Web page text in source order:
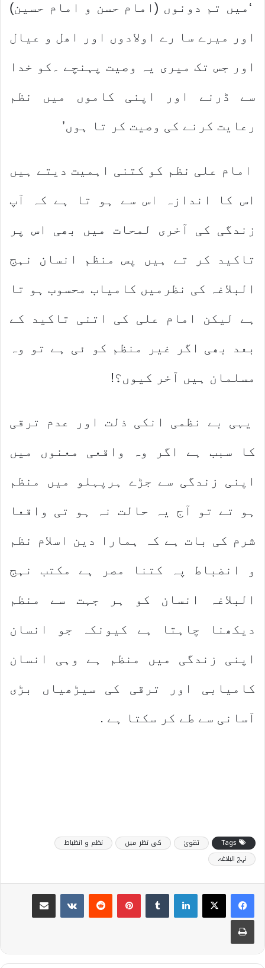
‘میں تم دونوں (امام حسن و امام حسین)
اور میرے سا رے اولادوں اور اھل و عیال
اور جس تک میری یہ وصیت پہنچے ۔کو خدا
سے ڈرنے اور اپنی کاموں میں نظم
رعایت کرنے کی وصیت کر تا ہوں’
امام علی نظم کو کتنی اہمیت دیتے ہیں
اس کا اندازہ اس سے ہو تا ہے کہ آپ
زندگی کی آخری لمحات میں بھی اس پر
تاکید کر تے ہیں پس منظم انسان نہج
البلاغہ کی نظرمیں کامیاب محسوب ہو تا
ہے لیکن امام علی کی اتنی تاکید کے
بعد بھی اگر غیر منظم کو ئی ہے تو وہ
مسلمان ہیں آخر کیوں؟!
یہی بے نظمی انکی ذلت اور عدم ترقی
کا سبب ہے اگر وہ واقعی معنوں میں
اپنی زندگی سے جڑے ہرپہلو میں منظم
ہو تے تو آج یہ حالت نہ ہو تی واقعا
شرم کی بات ہے کہ ہمارا دین اسلام نظم
و انضباط پہ کتنا مصر ہے مکتب نہج
البلاغہ انسان کو ہر جہت سے منظم
دیکھنا چاہتا ہے کیونکہ جو انسان
اپنی زندگی میں منظم ہے وہی انسان
کامیابی اور ترقی کی سیڑھیاں بڑی
آسانی سے طے کر سکتا ہے .
تقویٰ کی نظر میں
نظم و انظباط
نہج البلاغہ